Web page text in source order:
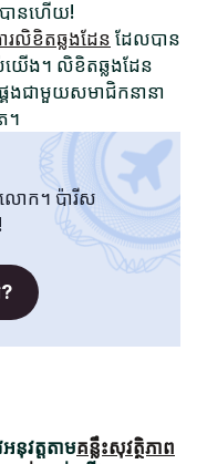
បានហើយ!
រលិខិតឆ្លងដែន ដែលបាន
ើង។ លិខិតឆ្លងដែន
ផ្គងជាមួយសមាជិកនានា
។
ោក។ ប៉ារីស
នុវត្តតាមគន្លឹះសុវត្ថិភាព